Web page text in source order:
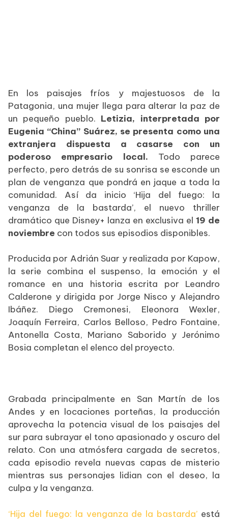
En los paisajes fríos y majestuosos de la
Patagonia, una mujer llega para alterar la paz de
un pequeño pueblo. Letizia, interpretada por
Eugenia “China” Suárez, se presenta como una
extranjera dispuesta a casarse con un
poderoso empresario local. Todo parece
perfecto, pero detrás de su sonrisa se esconde un
plan de venganza que pondrá en jaque a toda la
comunidad. Así da inicio ‘Hija del fuego: la
venganza de la bastarda’, el nuevo thriller
dramático que Disney+ lanza en exclusiva el 19 de
noviembre con todos sus episodios disponibles.
Producida por Adrián Suar y realizada por Kapow,
la serie combina el suspenso, la emoción y el
romance en una historia escrita por Leandro
Calderone y dirigida por Jorge Nisco y Alejandro
Ibáñez. Diego Cremonesi, Eleonora Wexler,
Joaquín Ferreira, Carlos Belloso, Pedro Fontaine,
Antonella Costa, Mariano Saborido y Jerónimo
Bosia completan el elenco del proyecto.
Grabada principalmente en San Martín de los
Andes y en locaciones porteñas, la producción
aprovecha la potencia visual de los paisajes del
sur para subrayar el tono apasionado y oscuro del
relato. Con una atmósfera cargada de secretos,
cada episodio revela nuevas capas de misterio
mientras sus personajes lidian con el deseo, la
culpa y la venganza.
‘Hija del fuego: la venganza de la bastarda’ está